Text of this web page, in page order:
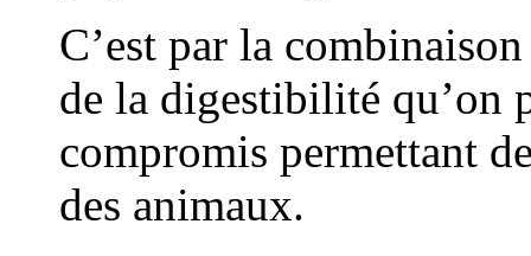
C’est par la
de la digestibilité qu’on
compromis permettant
des animaux.